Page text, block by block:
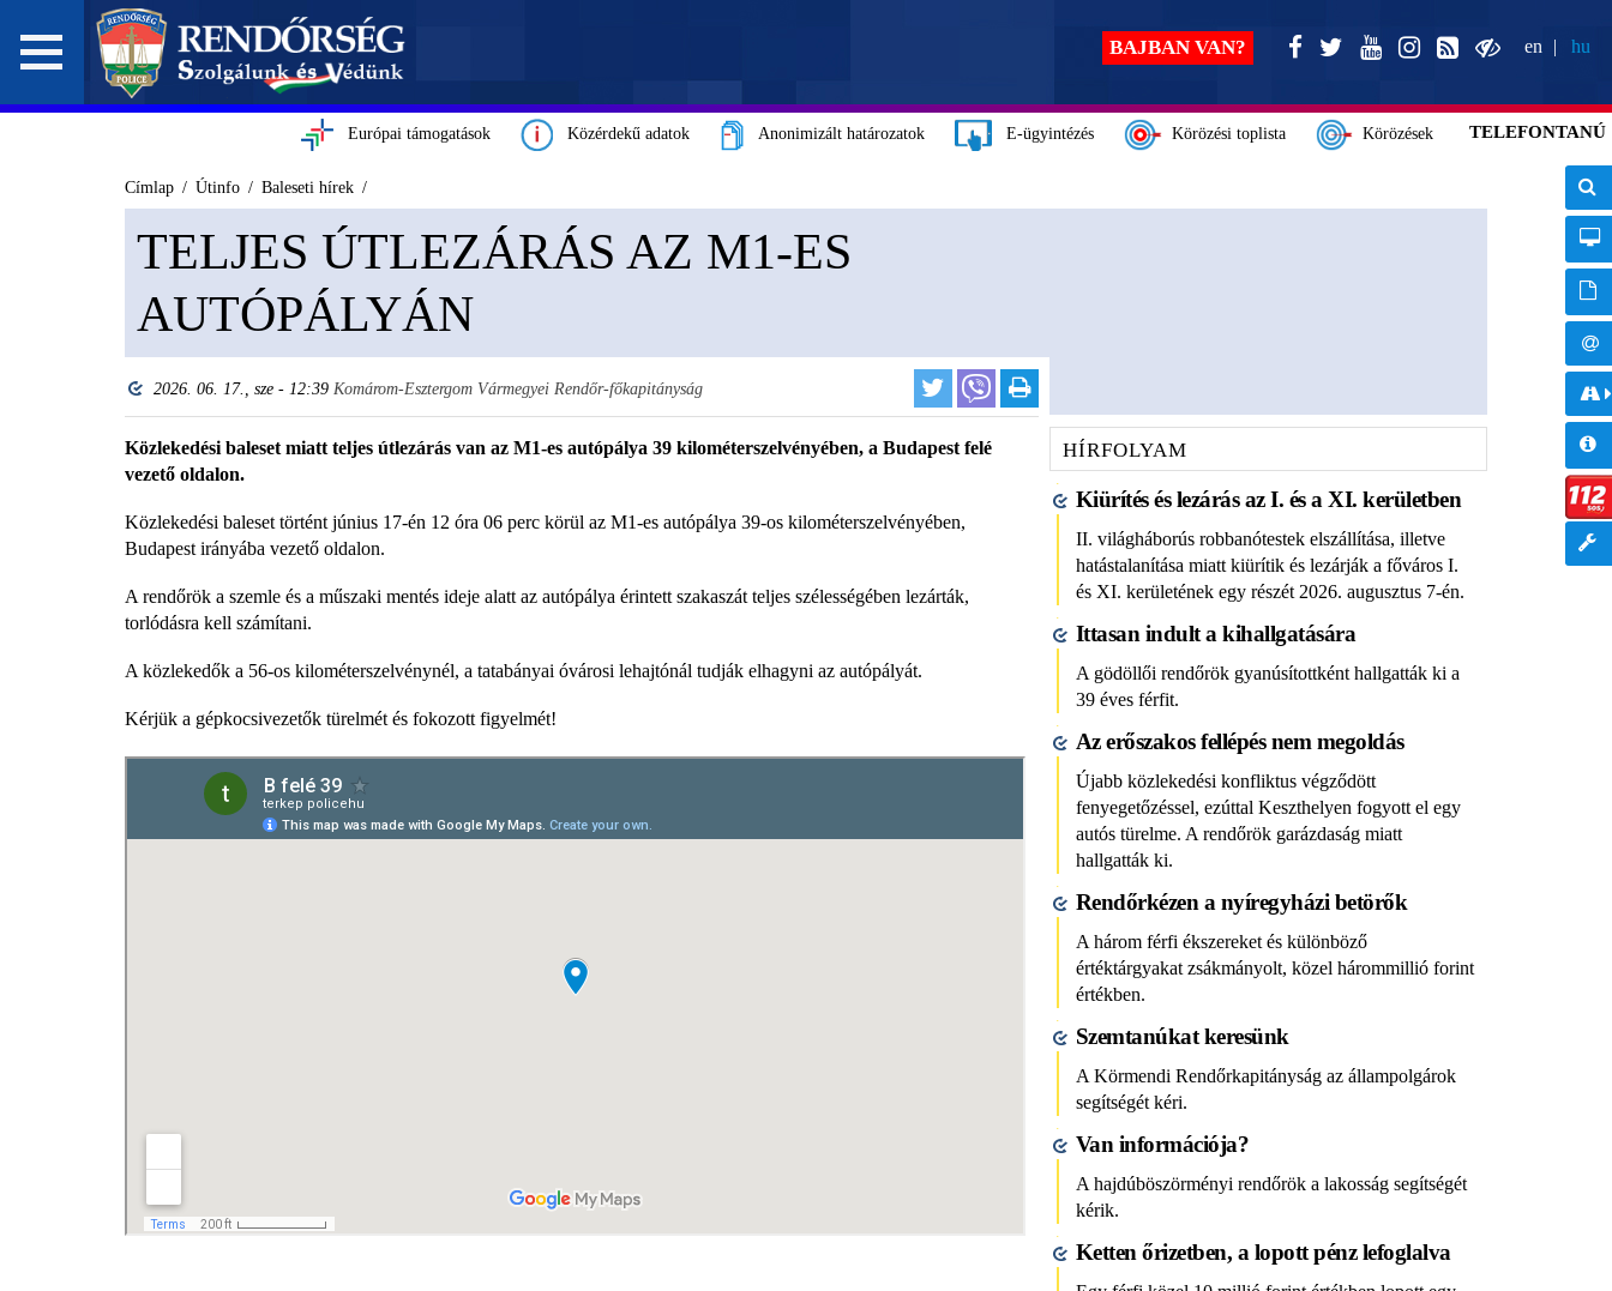
en hu
BAJBAN VAN?
Európai támogatások Közérdekű adatok Anonimizált határozatok E-ügyintézés Körözési toplista Körözések TELEFONTANÚ
Címlap Útinfo Baleseti hírek
TELJES ÚTLEZÁRÁS AZ M1-ES
AUTÓPÁLYÁN
2026. 06. 17., sze - 12:39 Komárom-Esztergom Vármegyei Rendőr-főkapitányság
Közlekedési baleset miatt teljes útlezárás van az M1-es autópálya 39 kilométerszelvényében, a Budapest felé
vezető oldalon.
Közlekedési baleset történt június 17-én 12 óra 06 perc körül az M1-es autópálya 39-os kilométerszelvényében,
Budapest irányába vezető oldalon.
A rendőrök a szemle és a műszaki mentés ideje alatt az autópálya érintett szakaszát teljes szélességében lezárták,
torlódásra kell számítani.
A közlekedők a 56-os kilométerszelvénynél, a tatabányai óvárosi lehajtónál tudják elhagyni az autópályát.
Kérjük a gépkocsivezetők türelmét és fokozott figyelmét!
HÍRFOLYAM
Kiürítés és lezárás az I. és a XI. kerületben
II. világháborús robbanótestek elszállítása, illetve
hatástalanítása miatt kiürítik és lezárják a főváros I.
és XI. kerületének egy részét 2026. augusztus 7-én.
Ittasan indult a kihallgatására
A gödöllői rendőrök gyanúsítottként hallgatták ki a
39 éves férfit.
Az erőszakos fellépés nem megoldás
Újabb közlekedési konfliktus végződött
fenyegetőzéssel, ezúttal Keszthelyen fogyott el egy
autós türelme. A rendőrök garázdaság miatt
hallgatták ki.
Rendőrkézen a nyíregyházi betörők
A három férfi ékszereket és különböző
értéktárgyakat zsákmányolt, közel hárommillió forint
értékben.
Szemtanúkat keresünk
A Körmendi Rendőrkapitányság az állampolgárok
segítségét kéri.
Van információja?
A hajdúböszörményi rendőrök a lakosság segítségét
kérik.
Ketten őrizetben, a lopott pénz lefoglalva